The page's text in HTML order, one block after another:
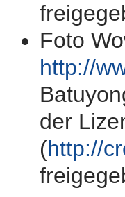
Foto
http://
der
(http://